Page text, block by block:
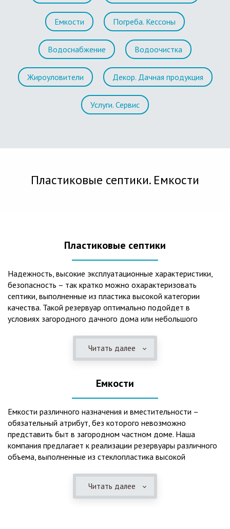
Емкости Погреба. Кессоны
Водоснабжение Водоочистка
Жироуловители Декор. Дачная продукция
Услуги. Сервис
Пластиковые септики. Емкости
Пластиковые септики
Надежность, высокие эксплуатационные характеристики,
безопасность – так кратко можно охарактеризовать
септики, выполненные из пластика высокой категории
качества. Такой резервуар оптимально подойдет в
условиях загородного дачного дома или небольшого
механическая и биологическая очистка канализационных
Главная причина популярности пластиковых и
также отнести:
безупречное качество изготовления;
стойкость к высокому давлению грунта (даже в
ненаполненном состоянии);
полная герметичность, что гарантирует отсутствие
Читать далее
Емкости
Емкости различного назначения и вместительности –
обязательный атрибут, без которого невозможно
представить быт в загородном частном доме. Наша
компания предлагает к реализации резервуары различного
объема, выполненные из стеклопластика высокой
одна из основных сфер их практического использования –
это организация центров очистки, обустройство
Читать далее